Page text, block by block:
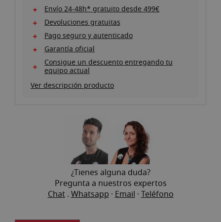
Envío 24-48h* gratuito desde 499€
Devoluciones gratuitas
Pago seguro y autenticado
Garantía oficial
Consigue un descuento entregando tu
equipo actual
Ver descripción producto
¿Tienes alguna duda?
Pregunta a nuestros expertos
Chat.Whatsapp ·Email ·Teléfono